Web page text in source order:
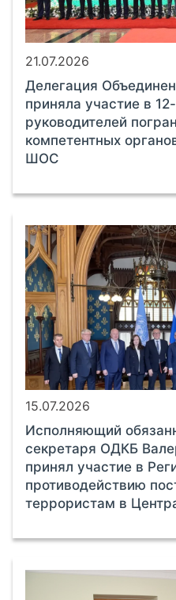
21.07.2026
Делегация
приняла участие в
руководителей
компетентных
ШОС
15.07.2026
Исполняющий
секретаря ОДКБ
принял участие в
противодействию
террористам в